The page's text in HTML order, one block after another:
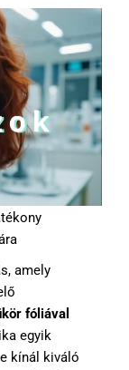
amely
fóliával
egyik
kínál kiváló